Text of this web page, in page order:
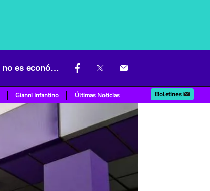
En qué cajeros se puede sacar la plata de Nubank; hay varios y hacerlo no es económico
Gianni Infantino Últimas Noticias Boletines